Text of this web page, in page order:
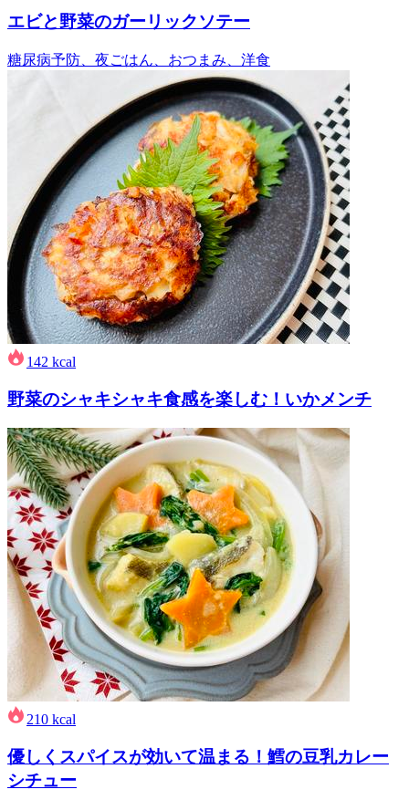
エビと野菜のガーリックソテー
糖尿病予防、夜ごはん、おつまみ、洋食
142 kcal
野菜のシャキシャキ食感を楽しむ！いかメンチ
210 kcal
優しくスパイスが効いて温まる！鱈の豆乳カレー
シチュー